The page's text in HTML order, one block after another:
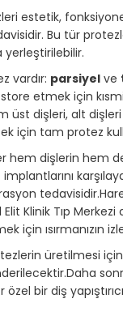
estetik,
Bu tür
yerleştirilebilir.
vardır: parsiyel ve
etmek için
üst dişleri, alt
için tam protez
hem dişlerin hem
implantlarını
Klinik Tıp Merkezi
için ısırmanızın
üretilmesi için
bir diş